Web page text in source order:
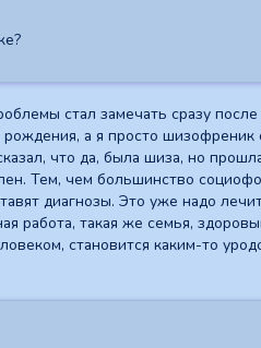
стал замечать сразу
а я просто
что да, была шиза, но
Тем, чем большинство
диагнозы. Это уже надо
работа, такая же семья,
становится каким-то